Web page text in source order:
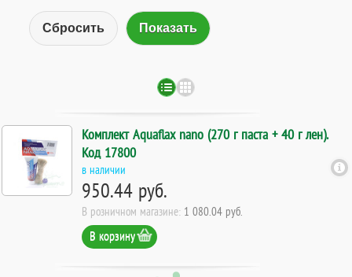
Сбросить
Комплект Aquaflax nano (270 г паста + 40 г лен).
Код 17800
в наличии
950.44 руб.
В розничном магазине: 1 080.04 руб.
В корзину